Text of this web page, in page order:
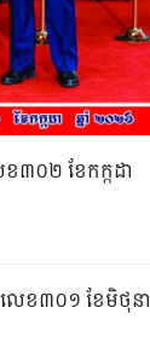
ខ៣០២ ខែកក្កដា
លេខ៣០១ ខែមិថុនា